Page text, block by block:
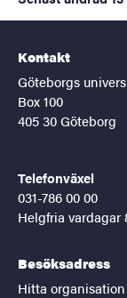
Kontakt
Göteborgs
Box 100
405 30 Göteborg
Telefonväxel
031-786 00 00
Helgfria vardagar
Besöksadress
Hitta organisation